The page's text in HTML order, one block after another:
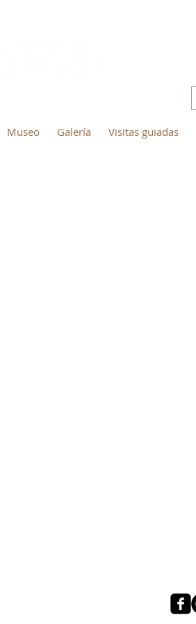
Museo Galería Visitas guiadas